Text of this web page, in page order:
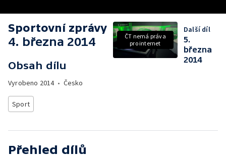
Sportovní zprávy
4. března 2014
Obsah dílu
Vyrobeno 2014• Česko
Sport
ČT nemá práva
pro internet
Další díl
5.
března
2014
Přehled dílů